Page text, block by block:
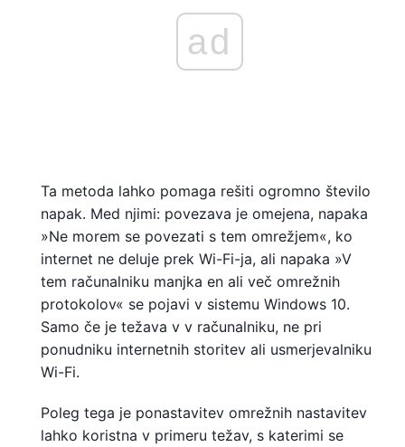
ad
Ta metoda lahko pomaga rešiti ogromno število
napak. Med njimi: povezava je omejena, napaka
»Ne morem se povezati s tem omrežjem«, ko
internet ne deluje prek Wi-Fi-ja, ali napaka »V
tem računalniku manjka en ali več omrežnih
protokolov« se pojavi v sistemu Windows 10.
Samo če je težava v v računalniku, ne pri
ponudniku internetnih storitev ali usmerjevalniku
Wi-Fi.
Poleg tega je ponastavitev omrežnih nastavitev
lahko koristna v primeru težav, s katerimi se